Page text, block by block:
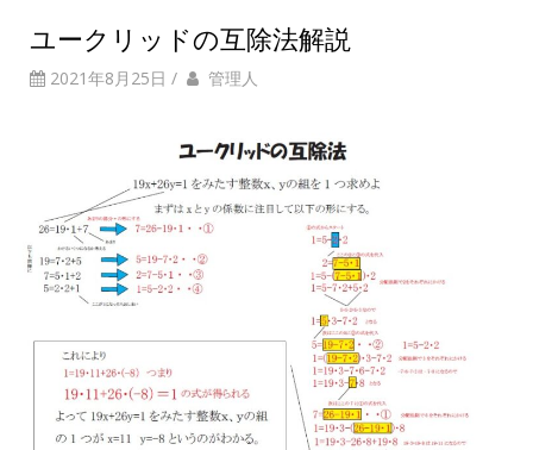
ユークリッドの互除法解説
2021年8月25日 / 管理人